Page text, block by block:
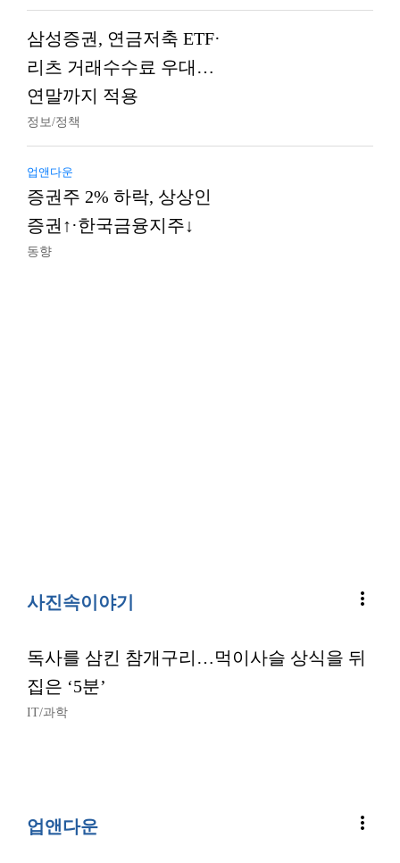
삼성증권, 연금저축 ETF·
리츠 거래수수료 우대…
연말까지 적용
정보/정책
업앤다운
증권주 2% 하락, 상상인
증권↑·한국금융지주↓
동향
사진속이야기 more_vert
독사를 삼킨 참개구리…먹이사슬 상식을 뒤
집은 ‘5분’
IT/과학
업앤다운 more_vert